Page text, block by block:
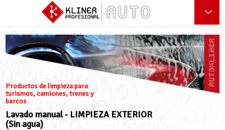
Productos de limpieza para
turismos, camiones, trenes y
barcos
Lavado manual - LIMPIEZA EXTERIOR
(Sin agua)